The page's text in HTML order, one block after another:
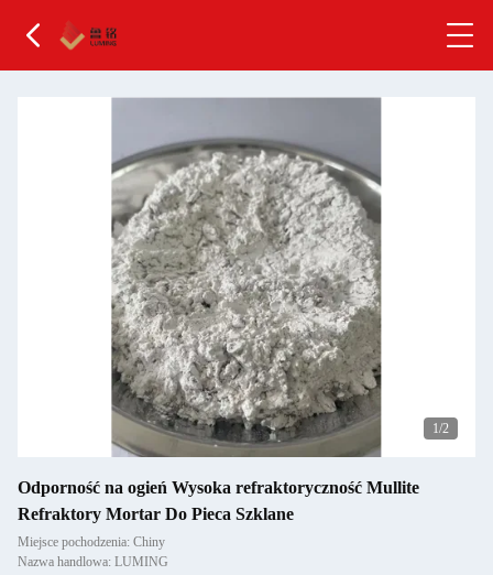
2/2
Odporność na ogień Wysoka refraktoryczność Mullite
Refraktory Mortar Do Pieca Szklane
Miejsce pochodzenia: Chiny
Nazwa handlowa: LUMING